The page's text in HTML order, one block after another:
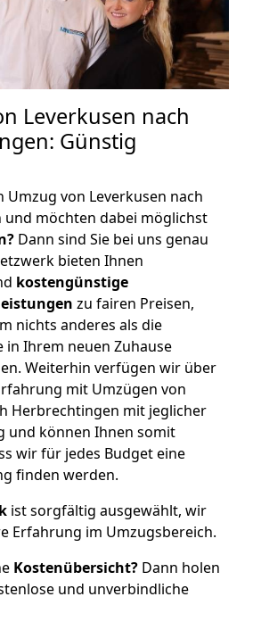
Leverkusen nach
Günstig
Umzug von Leverkusen nach
möchten dabei möglichst
Dann sind Sie bei uns genau
bieten Ihnen
kostengünstige
zu fairen Preisen,
nichts anderes als die
in Ihrem neuen Zuhause
Weiterhin verfügen wir über
mit Umzügen von
Herbrechtingen mit jeglicher
und können Ihnen somit
wir für jedes Budget eine
finden werden.
ist sorgfältig ausgewählt, wir
Erfahrung im Umzugsbereich.
Kostenübersicht? Dann holen
und unverbindliche